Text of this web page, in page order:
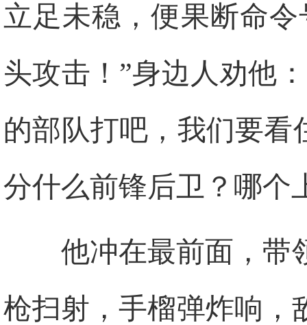
立足未稳，便果断命
头攻击！”身边人劝他
的部队打吧，我们要看
分什么前锋后卫？哪个
他冲在最前面，带
枪扫射，手榴弹炸响，